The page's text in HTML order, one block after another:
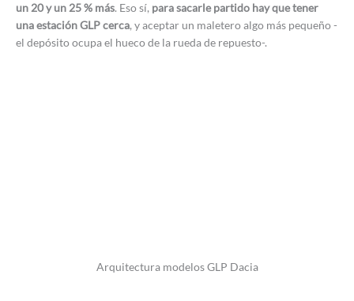
un 20 y un 25 % más. Eso sí, para sacarle partido hay que tener
una estación GLP cerca, y aceptar un maletero algo más pequeño -
el depósito ocupa el hueco de la rueda de repuesto-.
Arquitectura modelos GLP Dacia